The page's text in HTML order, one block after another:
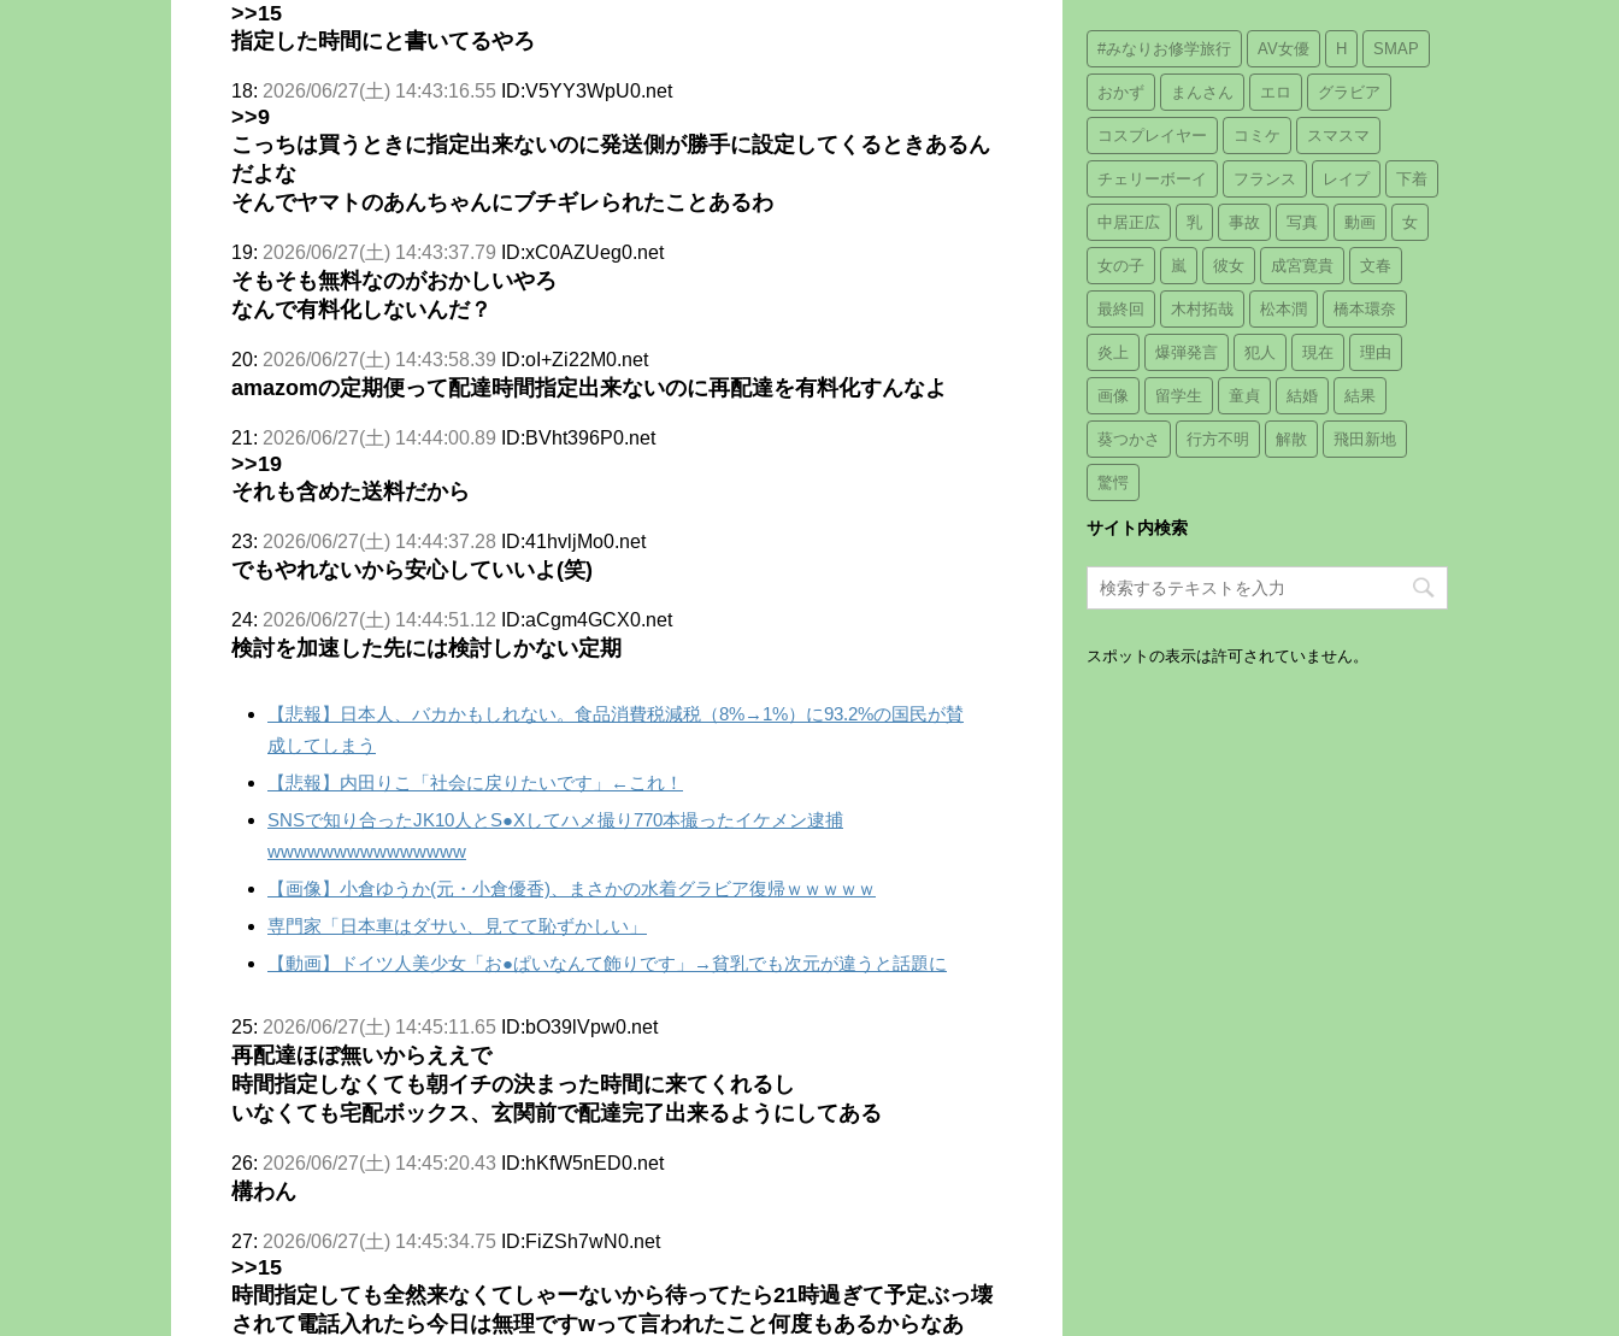
>>15
指定した時間にと書いてるやろ
18: 2026/06/27(土) 14:43:16.55 ID:V5YY3WpU0.net
>>9
こっちは買うときに指定出来ないのに発送側が勝手に設定してくるときあるん
だよな
そんでヤマトのあんちゃんにブチギレられたことあるわ
19: 2026/06/27(土) 14:43:37.79 ID:xC0AZUeg0.net
そもそも無料なのがおかしいやろ
なんで有料化しないんだ？
20: 2026/06/27(土) 14:43:58.39 ID:oI+Zi22M0.net
amazomの定期便って配達時間指定出来ないのに再配達を有料化すんなよ
21: 2026/06/27(土) 14:44:00.89 ID:BVht396P0.net
>>19
それも含めた送料だから
23: 2026/06/27(土) 14:44:37.28 ID:41hvljMo0.net
でもやれないから安心していいよ(笑)
24: 2026/06/27(土) 14:44:51.12 ID:aCgm4GCX0.net
検討を加速した先には検討しかない定期
【悲報】日本人、バカかもしれない。食品消費税減税（8%→1%）に93.2%の国民が賛
成してしまう
【悲報】内田りこ「社会に戻りたいです」←これ！
SNSで知り合ったJK10人とS●Xしてハメ撮り770本撮ったイケメン逮捕
wwwwwwwwwwwwwww
【画像】小倉ゆうか(元・小倉優香)、まさかの水着グラビア復帰ｗｗｗｗｗ
専門家「日本車はダサい、見てて恥ずかしい」
【動画】ドイツ人美少女「お●ぱいなんて飾りです」→貧乳でも次元が違うと話題に
25: 2026/06/27(土) 14:45:11.65 ID:bO39lVpw0.net
再配達ほぼ無いからええで
時間指定しなくても朝イチの決まった時間に来てくれるし
いなくても宅配ボックス、玄関前で配達完了出来るようにしてある
26: 2026/06/27(土) 14:45:20.43 ID:hKfW5nED0.net
構わん
27: 2026/06/27(土) 14:45:34.75 ID:FiZSh7wN0.net
>>15
時間指定しても全然来なくてしゃーないから待ってたら21時過ぎて予定ぶっ壊
されて電話入れたら今日は無理ですwって言われたこと何度もあるからなあ
#みなりお修学旅行 AV女優 H SMAP
おかず まんさん エロ グラビア
コスプレイヤー コミケ スマスマ
チェリーボーイ フランス レイプ 下着
中居正広 乳 事故 写真 動画 女
女の子 嵐 彼女 成宮寛貴 文春
最終回 木村拓哉 松本潤 橋本環奈
炎上 爆弾発言 犯人 現在 理由
画像 留学生 童貞 結婚 結果
葵つかさ 行方不明 解散 飛田新地
驚愕
サイト内検索